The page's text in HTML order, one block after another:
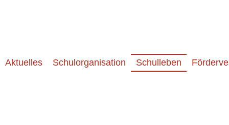
Aktuelles Schulorganisation Schulleben